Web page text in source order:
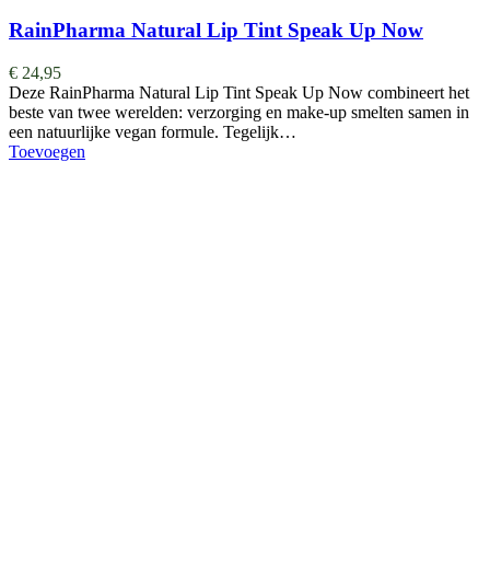
RainPharma Natural Lip Tint Speak Up Now
€ 24,95
Deze RainPharma Natural Lip Tint Speak Up Now combineert het
beste van twee werelden: verzorging en make-up smelten samen in
een natuurlijke vegan formule. Tegelijk…
Toevoegen